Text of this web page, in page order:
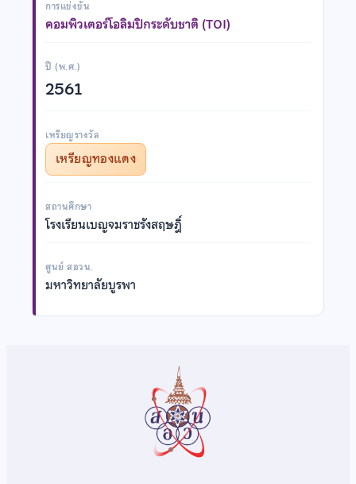
การแข่งขัน
คอมพิวเตอร์โอลิมปิกระดับชาติ (TOI)
ปี (พ.ศ.)
2561
เหรียญรางวัล
เหรียญทองแดง
สถานศึกษา
โรงเรียนเบญจมราชรังสฤษฎิ์
ศูนย์ สอวน.
มหาวิทยาลัยบูรพา